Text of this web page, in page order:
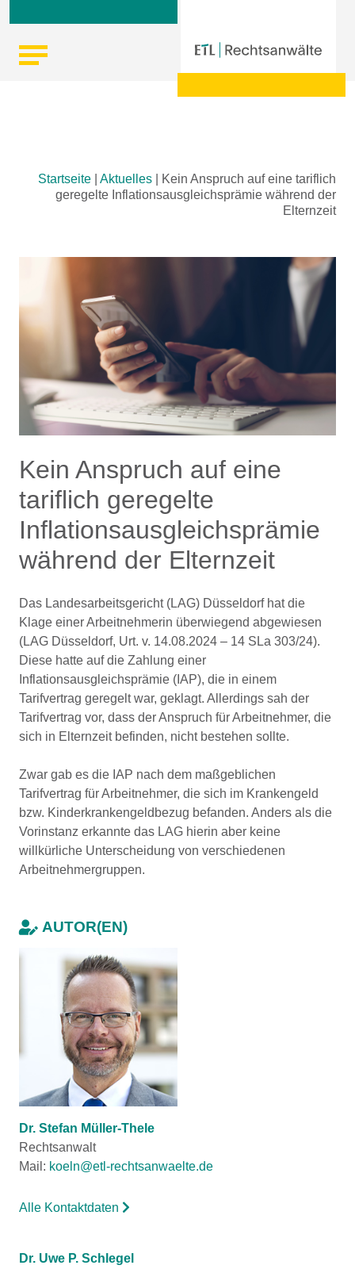
Startseite Aktuelles
Kein Anspruch auf eine tariflich
geregelte Inflationsausgleichsprämie während der
Elternzeit
Kein Anspruch auf eine
tariflich geregelte
Inflationsausgleichsprämie
während der Elternzeit
Das Landesarbeitsgericht (LAG) Düsseldorf hat die
Klage einer Arbeitnehmerin überwiegend abgewiesen
(LAG Düsseldorf, Urt. v. 14.08.2024 – 14 SLa 303/24).
Diese hatte auf die Zahlung einer
Inflationsausgleichsprämie (IAP), die in einem
Tarifvertrag geregelt war, geklagt. Allerdings sah der
Tarifvertrag vor, dass der Anspruch für Arbeitnehmer, die
sich in Elternzeit befinden, nicht bestehen sollte.
Zwar gab es die IAP nach dem maßgeblichen
Tarifvertrag für Arbeitnehmer, die sich im Krankengeld
bzw. Kinderkrankengeldbezug befanden. Anders als die
Vorinstanz erkannte das LAG hierin aber keine
willkürliche Unterscheidung von verschiedenen
Arbeitnehmergruppen.
AUTOR(EN)
Dr. Stefan Müller-Thele
Rechtsanwalt
Mail: koeln@etl-rechtsanwaelte.de
Alle Kontaktdaten
Dr. Uwe P. Schlegel